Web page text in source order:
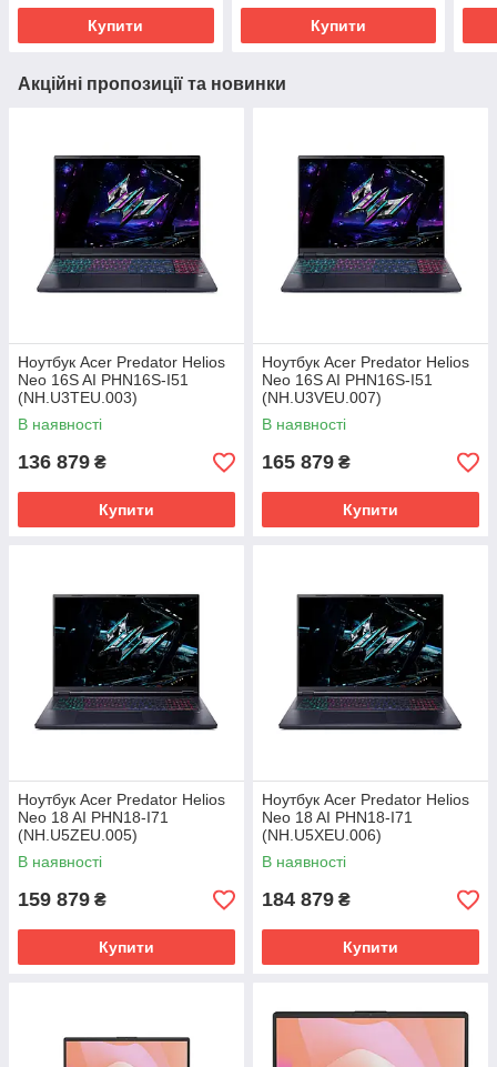
Купити
Купити
Акційні пропозиції та новинки
Ноутбук Acer Predator Helios
Neo 16S AI PHN16S-I51
(NH.U3TEU.003)
В наявності
136 879 ₴
Купити
Ноутбук Acer Predator Helios
Neo 16S AI PHN16S-I51
(NH.U3VEU.007)
В наявності
165 879 ₴
Купити
Ноутбук Acer Predator Helios
Neo 18 AI PHN18-I71
(NH.U5ZEU.005)
В наявності
159 879 ₴
Купити
Ноутбук Acer Predator Helios
Neo 18 AI PHN18-I71
(NH.U5XEU.006)
В наявності
184 879 ₴
Купити